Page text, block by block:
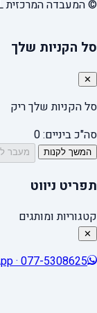
© המעבדה המרכזית TAS ISRAEL. כל הזכויות שמורות.
סל הקניות שלך
✕
סל הקניות שלך ריק
סה"כ ביניים:0
המשך לקנות מעבר
תפריט ניווט
קטגוריות ומותגים
✕
· 077-5308625